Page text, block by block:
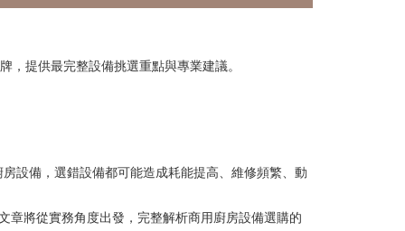
提供最完整設備挑選重點與專業建議。
設備，選錯設備都可能造成耗能提高、維修頻繁、動
章將從實務角度出發，完整解析商用廚房設備選購的